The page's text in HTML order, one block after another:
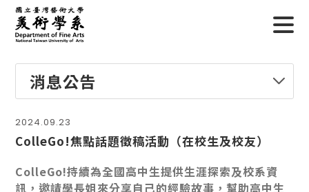
消息公告
2024.09.23
ColleGo!焦點話題徵稿活動（在校生及校友）
ColleGo!持續為全國高中生提供生涯探索及校系資
訊，邀請學長姐來分享自己的經驗故事，幫助高中生